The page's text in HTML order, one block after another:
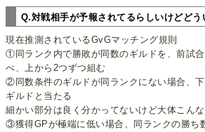
Q.対戦相手が予報されてるらしいけどど
現在推測されているGvGマッチング規則
①同ランク内で勝敗が同数のギルドを、前試
べ、上から2つずつ組む
②同数条件のギルドが同ランクにない場合、
ギルドと当たる
細かい部分は良く分かってないけど大体こんな
③獲得GPが極端に低い場合、同ランクの勝ち